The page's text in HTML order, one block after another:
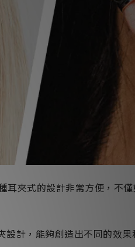
耳夾式的設計非常方便，不
計，能夠創造出不同的效